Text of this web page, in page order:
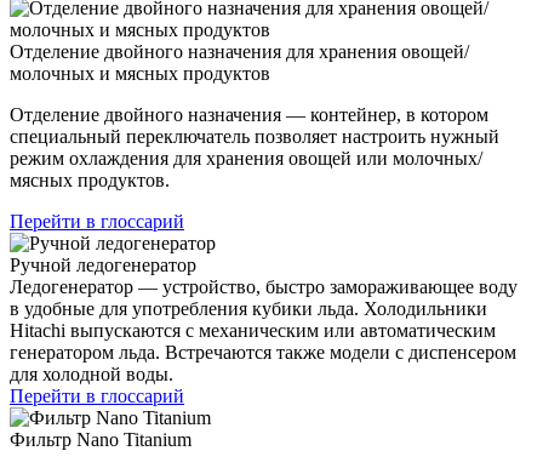
Отделение двойного назначения для хранения овощей/
молочных и мясных продуктов
Отделение двойного назначения — контейнер, в котором
специальный переключатель позволяет настроить нужный
режим охлаждения для хранения овощей или молочных/
мясных продуктов.
Перейти в глоссарий
Ручной ледогенератор
Ледогенератор — устройство, быстро замораживающее воду
в удобные для употребления кубики льда. Холодильники
Hitachi выпускаются с механическим или автоматическим
генератором льда. Встречаются также модели с диспенсером
для холодной воды.
Перейти в глоссарий
Фильтр Nano Titanium